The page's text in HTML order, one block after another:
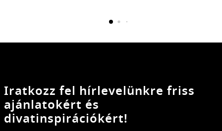
Iratkozz fel hírlevelünkre friss
ajánlatokért és
divatinspirációkért!